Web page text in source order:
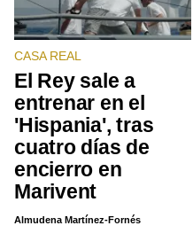
CASA REAL
El Rey sale a
entrenar en el
'Hispania', tras
cuatro días de
encierro en
Marivent
Almudena Martínez-Fornés